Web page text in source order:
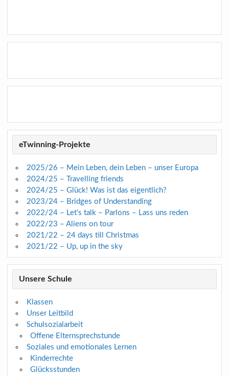
eTwinning-Projekte
2025/26 – Mein Leben, dein Leben – unser Europa
2024/25 – Travelling friends
2024/25 – Glück! Was ist das eigentlich?
2023/24 – Bridges of Understanding
2022/24 – Let’s talk – Parlons – Lass uns reden
2022/23 – Aliens on tour
2021/22 – 24 days till Christmas
2021/22 – Up, up in the sky
Unsere Schule
Klassen
Unser Leitbild
Schulsozialarbeit
Offene Elternsprechstunde
Soziales und emotionales Lernen
Kinderrechte
Glücksstunden